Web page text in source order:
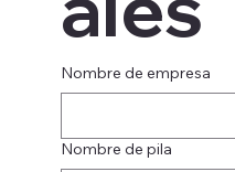
Nombre de empresa
Nombre de pila